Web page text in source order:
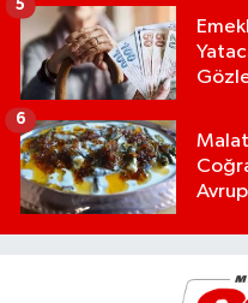
5
6